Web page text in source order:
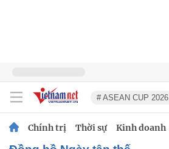
# ASEAN CUP 2026
Chính trị Thời sự Kinh doanh